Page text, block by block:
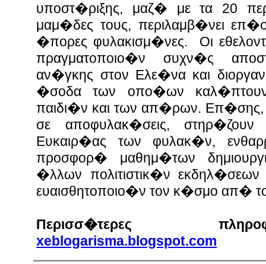
υποστ�ριξης, μαζ� με τα 20
μαμ�δες τους, περιλαμβ�νει
�πορες φυλακισμ�νες. Οι
πραγματοποιο�ν συχν�ς
αν�γκης στον Ελε�να και
�σοδα των οπο�ων
παιδι�ν και των απ�ρων. Επ�σης,
σε αποφυλακ�σεις,
Ευκαιρ�ας των φυλακ�ν,
προσφορ� μαθημ�των
�λλων πολιτιστικ�ν
ευαισθητοποιο�ν τον κ�σμο απ�
Περισσ�τερες
xeblogarisma.blogspot.com